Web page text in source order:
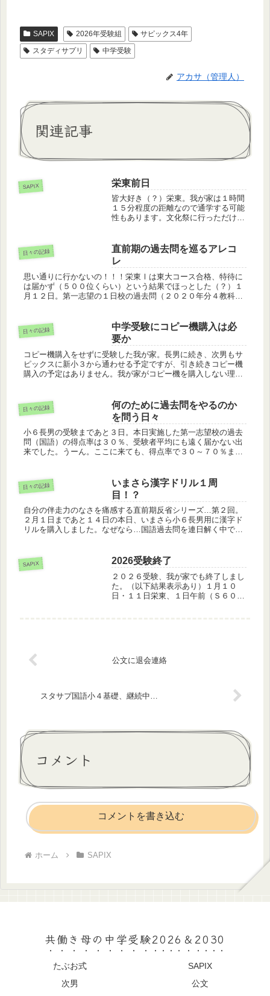
SAPIX 2026年受験組
サピックス4年
スタディサプリ
中学受験
アカサ（管理人）
関連記事
SAPIX 栄東前日
皆大好き（？）栄東。我が家は１時間
１５分程度の距離なので通学する可能
性もあります。文化祭に行っただけで
日朝は時間配分を確認しようと思い、
栄東の２０２３理社過去問だけやらせ
て...
日々の記録
直前期の過去問を巡るアレコ
レ
思い通りに行かないの！！！栄東Ⅰは東大コース合格、特待に
は届かず（５００位くらい）という結果でほっとした（？）１
月１２日。第一志望の１日校の過去問（２０２０年分４教科）
日々の記録
中学受験にコピー機購入は必
要か
コピー機購入をせずに受験した我が家。長男に続き、次男もサ
ピックスに新小３から通わせる予定ですが、引き続きコピー機
購入の予定はありません。我が家がコピー機を購入しない理由
日々の記録
何のために過去問をやるのか
を問う日々
小６長男の受験まであと３日。本日実施した第一志望校の過去
問（国語）の得点率は３０％、受験者平均にも遠く届かない出
来でした。うーん。ここに来ても、得点率で３０～７０％まで
日々の記録
いまさら漢字ドリル１周
目！？
自分の伴走力のなさを痛感する直前期反省シリーズ…第２回。
２月１日まであと１４日の本日、いまさら小６長男用に漢字ド
リルを購入しました。なぜなら…国語過去問を連日解く中で出
SAPIX 2026受験終了
２０２６受験、我が家でも終了しまし
た。（以下結果表示あり）１月１０
日・１１日栄東、１日午前（Ｓ６０界
公文に退会連絡
スタサプ国語小４基礎、継続中…
コメント
コメントを書き込む
ホーム SAPIX
共働き母の中学受験2026＆2030
たぶお式
SAPIX
次男
公文